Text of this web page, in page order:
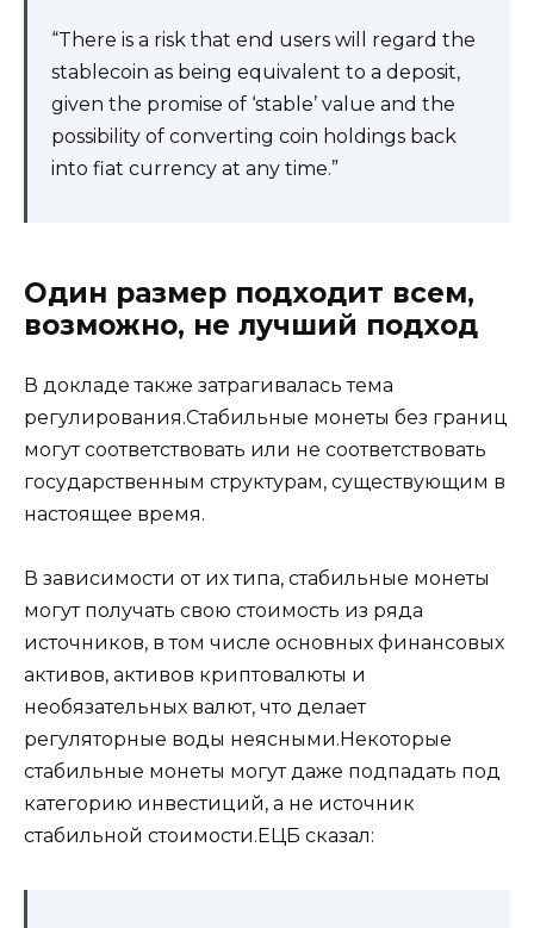
“There is a risk that end users will regard the
stablecoin as being equivalent to a deposit,
given the promise of ‘stable’ value and the
possibility of converting coin holdings back
into fiat currency at any time.”
Один размер подходит всем,
возможно, не лучший подход
В докладе также затрагивалась тема
регулирования.Стабильные монеты без границ
могут соответствовать или не соответствовать
государственным структурам, существующим в
настоящее время.
В зависимости от их типа, стабильные монеты
могут получать свою стоимость из ряда
источников, в том числе основных финансовых
активов, активов криптовалюты и
необязательных валют, что делает
регуляторные воды неясными.Некоторые
стабильные монеты могут даже подпадать под
категорию инвестиций, а не источник
стабильной стоимости.ЕЦБ сказал: